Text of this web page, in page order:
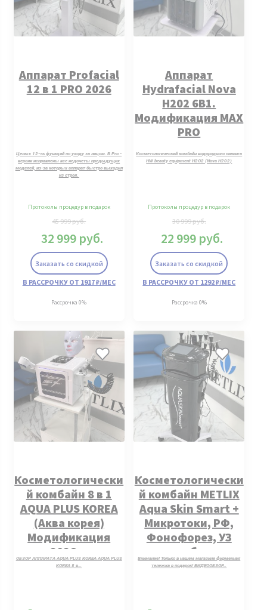
Заказать со скидкой
Аппарат Profacial
12 в 1 PRO 2026
Целых 12-ть функций по уходу за лицом. В Pro -
версии исправлены все недочеты предыдущих
моделей, из-за которых аппарат быстро выходил
из строя.
Протоколы процедур в подарок
45 999руб.
32 999 руб.
В РАССРОЧКУ ОТ 1917 ₽/МЕС
Рассрочка 0%
Заказать со скидкой
Аппарат
Hydrafacial Nova
H202 6В1.
Модификация MAX
PRO
Косметологический комбайн водородного пилинга
HW beauty equipment H2O2 (Nova H202)
Протоколы процедур в подарок
30 999руб.
22 999 руб.
В РАССРОЧКУ ОТ 1292 ₽/МЕС
Рассрочка 0%
Косметологически
й комбайн 8 в 1
AQUA PLUS KOREA
(Аква корея)
Модификация
2026 г.
ОБЗОР АППАРАТА AQUA PLUS KOREA AQUA PLUS
KOREA 8 в…
Косметологически
й комбайн METLIX
Aqua Skin Smart +
Микротоки, РФ,
Фонофорез, УЗ
скрабер,
Электропорация,
Внимание! Только в нашем магазине фирменная
тележка в подарок! ВИДЕООБЗОР…